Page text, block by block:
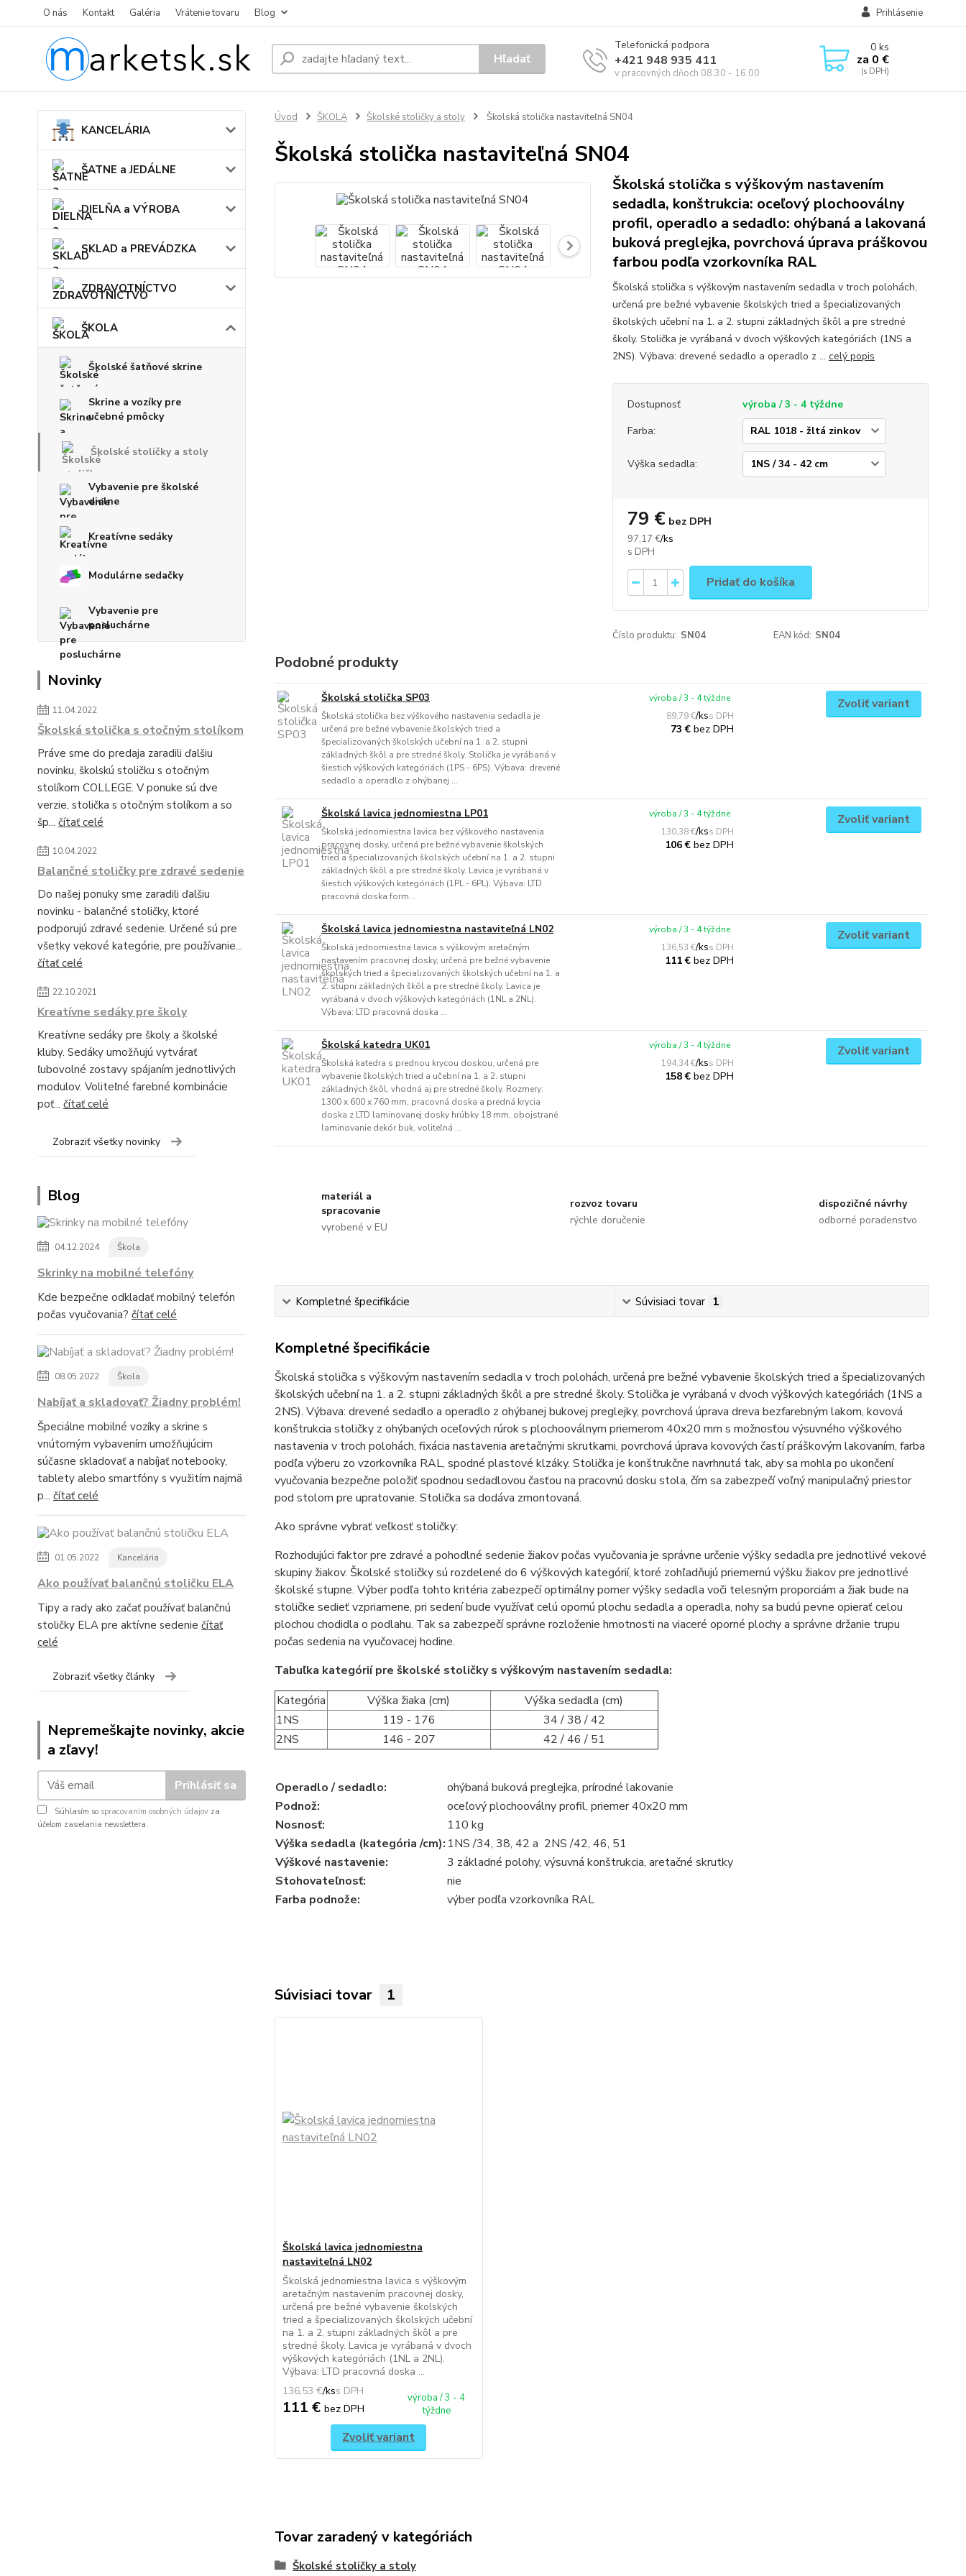
O nás Kontakt Galéria Vrátenie tovaru Blog Prihlásenie
Hľadať
Telefonická podpora
+421 948 935 411
v pracovných dňoch 08.30 - 16.00
0ks
za 0 €
KANCELÁRIA
ŠATNE a JEDÁLNE
DIELŇA a VÝROBA
SKLAD a PREVÁDZKA
ZDRAVOTNÍCTVO
ŠKOLA
Školské šatňové skrine
Skrine a vozíky pre
učebné pmôcky
Školské stoličky a stoly
Vybavenie pre školské
dielne
Kreatívne sedáky
Modulárne sedačky
Vybavenie pre
posluchárne
Novinky
11.04.2022
Školská stolička s otočným stolíkom
Práve sme do predaja zaradili ďalšiu
novinku, školskú stoličku s otočným
stolíkom COLLEGE. V ponuke sú dve
verzie, stolička s otočným stolíkom a so
šp... čítať celé
10.04.2022
Balančné stoličky pre zdravé sedenie
Do našej ponuky sme zaradili ďalšiu
novinku - balančné stoličky, ktoré
podporujú zdravé sedenie. Určené sú pre
všetky vekové kategórie, pre používanie...
čítať celé
22.10.2021
Kreatívne sedáky pre školy
Kreatívne sedáky pre školy a školské
kluby. Sedáky umožňujú vytvárať
ľubovolné zostavy spájaním jednotlivých
modulov. Voliteľné farebné kombinácie
poť... čítať celé
Zobraziť všetky novinky
Blog
04.12.2024 Škola
Skrinky na mobilné telefóny
Kde bezpečne odkladať mobilný telefón
počas vyučovania? čítať celé
08.05.2022 Škola
Nabíjať a skladovať? Žiadny problém!
Špeciálne mobilné vozíky a skrine s
vnútorným vybavením umožňujúcim
súčasne skladovať a nabíjať notebooky,
tablety alebo smartfóny s využitím najmä
p... čítať celé
01.05.2022 Kancelária
Ako používať balančnú stoličku ELA
Tipy a rady ako začať používať balančnú
stoličky ELA pre aktívne sedenie čítať
celé
Zobraziť všetky články
Nepremeškajte novinky, akcie
a zľavy!
Prihlásiť sa
Súhlasím so spracovaním osobných údajov za
účelom zasielania newslettera.
Úvod ŠKOLA Školské stoličky a stoly Školská stolička nastaviteľná SN04
Školská stolička nastaviteľná SN04
Školská stolička s výškovým nastavením
sedadla, konštrukcia: oceľový plochooválny
profil, operadlo a sedadlo: ohýbaná a lakovaná
buková preglejka, povrchová úprava práškovou
farbou podľa vzorkovníka RAL
Školská stolička s výškovým nastavením sedadla v troch polohách,
určená pre bežné vybavenie školských tried a špecializovaných
školských učební na 1. a 2. stupni základných škôl a pre stredné
školy. Stolička je vyrábaná v dvoch výškových kategóriách (1NS a
2NS). Výbava: drevené sedadlo a operadlo z ... celý popis
Dostupnosť
výroba / 3 - 4 týždne
Farba:
Výška sedadla:
97,17 €/ks
79 € bez DPH
Pridať do košíka
Číslo produktu: SN04 EAN kód: SN04
Podobné produkty
Školská stolička SP03
Školská stolička bez výškového nastavenia sedadla je
určená pre bežné vybavenie školských tried a
špecializovaných školských učební na 1. a 2. stupni
základných škôl a pre stredné školy. Stolička je vyrábaná v
šiestich výškových kategóriách (1PS - 6PS). Výbava: drevené
sedadlo a operadlo z ohýbanej ...
89,79 €/ks
73 €bez DPH
výroba / 3 - 4 týždne Zvoliť variant
Školská lavica jednomiestna LP01
Školská jednomiestna lavica bez výškového nastavenia
pracovnej dosky, určená pre bežné vybavenie školských
tried a špecializovaných školských učební na 1. a 2. stupni
základných škôl a pre stredné školy. Lavica je vyrábaná v
šiestich výškových kategóriách (1PL - 6PL). Výbava: LTD
pracovná doska form...
130,38 €/ks
106 €bez DPH
výroba / 3 - 4 týždne Zvoliť variant
Školská lavica jednomiestna nastaviteľná LN02
Školská jednomiestna lavica s výškovým aretačným
nastavením pracovnej dosky, určená pre bežné vybavenie
školských tried a špecializovaných školských učební na 1. a
2. stupni základných škôl a pre stredné školy. Lavica je
vyrábaná v dvoch výškových kategóriách (1NL a 2NL).
Výbava: LTD pracovná doska ...
136,53 €/ks
111 €bez DPH
výroba / 3 - 4 týždne Zvoliť variant
Školská katedra UK01
Školská katedra s prednou krycou doskou, určená pre
vybavenie školských tried a učební na 1. a 2. stupni
základných škôl, vhodná aj pre stredné školy. Rozmery:
1300 x 600 x 760 mm, pracovná doska a predná krycia
doska z LTD laminovanej dosky hrúbky 18 mm, obojstrané
laminovanie dekór buk, voliteľná ...
194,34 €/ks
158 €bez DPH
výroba / 3 - 4 týždne Zvoliť variant
materiál a
spracovanie
vyrobené v EU
rozvoz tovaru
rýchle doručenie
dispozičné návrhy
odborné poradenstvo
Kompletné špecifikácie Súvisiaci tovar 1
Kompletné špecifikácie
Školská stolička s výškovým nastavením sedadla v troch polohách, určená pre bežné vybavenie školských tried a špecializovaných
školských učební na 1. a 2. stupni základných škôl a pre stredné školy. Stolička je vyrábaná v dvoch výškových kategóriách (1NS a
2NS). Výbava: drevené sedadlo a operadlo z ohýbanej bukovej preglejky, povrchová úprava dreva bezfarebným lakom, kovová
konštrukcia stoličky z ohýbaných oceľových rúrok s plochooválnym priemerom 40x20 mm s možnosťou výsuvného výškového
nastavenia v troch polohách, fixácia nastavenia aretačnými skrutkami, povrchová úprava kovových častí práškovým lakovaním, farba
podľa výberu zo vzorkovníka RAL, spodné plastové klzáky. Stolička je konštrukčne navrhnutá tak, aby sa mohla po ukončení
vyučovania bezpečne položiť spodnou sedadlovou časťou na pracovnú dosku stola, čím sa zabezpečí voľný manipulačný priestor
pod stolom pre upratovanie. Stolička sa dodáva zmontovaná.
Ako správne vybrať veľkosť stoličky:
Rozhodujúci faktor pre zdravé a pohodlné sedenie žiakov počas vyučovania je správne určenie výšky sedadla pre jednotlivé vekové
skupiny žiakov. Školské stoličky sú rozdelené do 6 výškových kategórií, ktoré zohľadňujú priemernú výšku žiakov pre jednotlivé
školské stupne. Výber podľa tohto kritéria zabezpečí optimálny pomer výšky sedadla voči telesným proporciám a žiak bude na
stoličke sedieť vzpriamene, pri sedení bude využívať celú opornú plochu sedadla a operadla, nohy sa budú pevne opierať celou
plochou chodidla o podlahu. Tak sa zabezpečí správne rozloženie hmotnosti na viaceré oporné plochy a správne držanie trupu
počas sedenia na vyučovacej hodine.
Tabuľka kategórií pre školské stoličky s výškovým nastavením sedadla:
Kategória
Výška žiaka (cm)
Výška sedadla (cm)
1NS
119 - 176
34 / 38 / 42
2NS
146 - 207 42 / 46 / 51
Operadlo / sedadlo:
ohýbaná buková preglejka, prírodné lakovanie
Podnož:
oceľový plochooválny profil, priemer 40x20 mm
Nosnosť:
110 kg
Výška sedadla (kategória /cm): 1NS /34, 38, 42 a 2NS /42, 46, 51
Výškové nastavenie:
3 základné polohy, výsuvná konštrukcia, aretačné skrutky
Stohovateľnosť:
nie
Farba podnože:
výber podľa vzorkovníka RAL
Súvisiaci tovar 1
Školská lavica jednomiestna
nastaviteľná LN02
Školská jednomiestna lavica s výškovým
aretačným nastavením pracovnej dosky,
určená pre bežné vybavenie školských
tried a špecializovaných školských učební
na 1. a 2. stupni základných škôl a pre
stredné školy. Lavica je vyrábaná v dvoch
výškových kategóriách (1NL a 2NL).
Výbava: LTD pracovná doska ...
136,53 €/ks
111 € bez DPH
výroba / 3 - 4
týždne
Zvoliť variant
Tovar zaradený v kategóriách
Školské stoličky a stoly